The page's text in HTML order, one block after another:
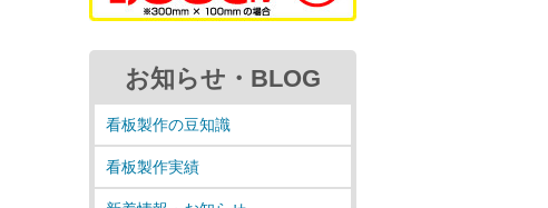
お知らせ・BLOG
看板製作の豆知識
看板製作実績